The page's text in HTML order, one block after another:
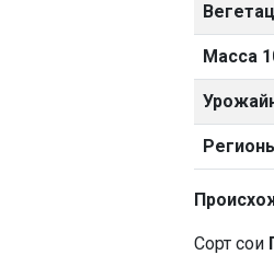
Масса
Сорт сои